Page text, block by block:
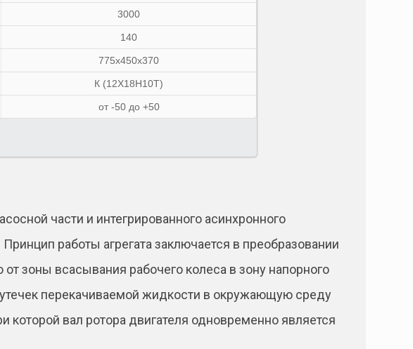
3000
140
775х450х370
К (12Х18Н10Т)
от -50 до +50
части и интегрированного асинхронного
работы агрегата заключается в преобразовании
зоны всасывания рабочего колеса в зону напорного
утечек перекачиваемой жидкости в окружающую среду
которой вал ротора двигателя одновременно является